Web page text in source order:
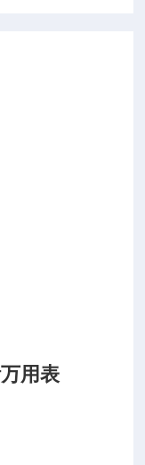
用表